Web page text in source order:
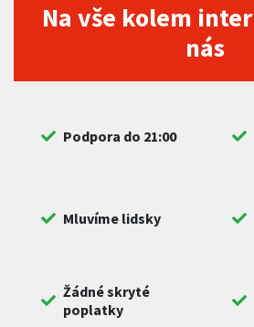
Na vše kolem
nás
Podpora do 21:00
Mluvíme lidsky
Žádné skryté
poplatky